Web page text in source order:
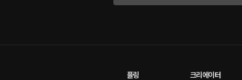
플링 크리에이터